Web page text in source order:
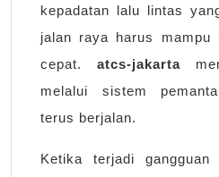
kepadatan lalu lintas
jalan raya harus mampu
cepat. atcs-jakarta
melalui sistem
terus berjalan.
Ketika terjadi